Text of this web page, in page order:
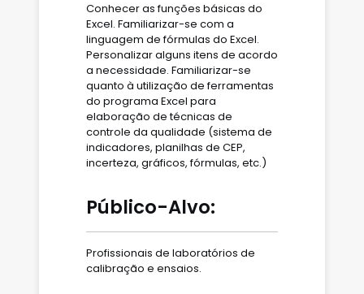
Conhecer as funções básicas do
Excel. Familiarizar-se com a
linguagem de fórmulas do Excel.
Personalizar alguns itens de acordo
a necessidade. Familiarizar-se
quanto à utilização de ferramentas
do programa Excel para
elaboração de técnicas de
controle da qualidade (sistema de
indicadores, planilhas de CEP,
incerteza, gráficos, fórmulas, etc.)
Público-Alvo:
Profissionais de laboratórios de
calibração e ensaios.